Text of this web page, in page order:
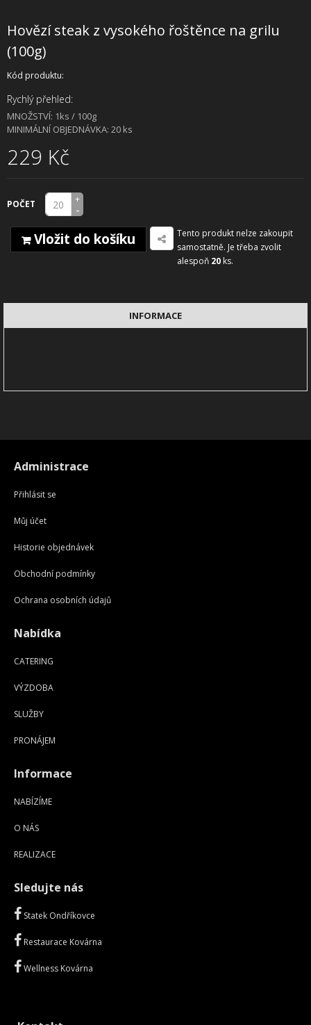
Hovězí steak z vysokého řoštěnce na grilu
(100g)
Kód produktu:
Rychlý přehled:
MNOŽSTVÍ: 1ks / 100g
MINIMÁLNÍ OBJEDNÁVKA: 20 ks
229 Kč
POČET +
-
Vložit do košíku
Tento produkt nelze zakoupit
samostatně. Je třeba zvolit
alespoň 20 ks.
INFORMACE
Administrace
Přihlásit se
Můj účet
Historie objednávek
Obchodní podmínky
Ochrana osobních údajů
Nabídka
CATERING
VÝZDOBA
SLUŽBY
PRONÁJEM
Informace
NABÍZÍME
O NÁS
REALIZACE
Sledujte nás
Statek Ondříkovce
Restaurace Kovárna
Wellness Kovárna